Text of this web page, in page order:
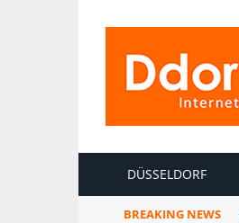
DÜSSELDORF
BREAKING NEWS